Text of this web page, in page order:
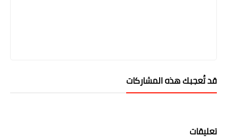
قد تُعجبك هذه المشاركات
تعليقات